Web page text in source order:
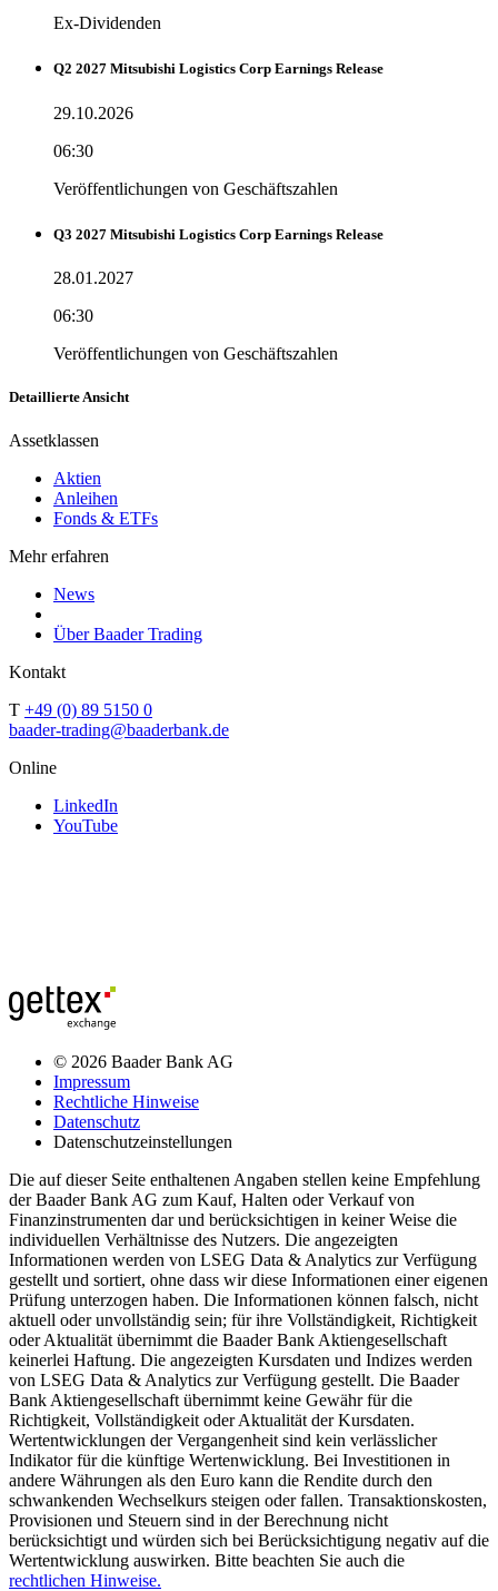
Ex-Dividenden
Q2 2027 Mitsubishi Logistics Corp Earnings Release
29.10.2026
06:30
Veröffentlichungen von Geschäftszahlen
Q3 2027 Mitsubishi Logistics Corp Earnings Release
28.01.2027
06:30
Veröffentlichungen von Geschäftszahlen
Detaillierte Ansicht
Assetklassen
Aktien
Anleihen
Fonds & ETFs
Mehr erfahren
News
Über Baader Trading
Kontakt
T +49 (0) 89 5150 0
baader-trading@baaderbank.de
Online
LinkedIn
YouTube
© 2026 Baader Bank AG
Impressum
Rechtliche Hinweise
Datenschutz
Datenschutzeinstellungen
Die auf dieser Seite enthaltenen Angaben stellen keine Empfehlung
der Baader Bank AG zum Kauf, Halten oder Verkauf von
Finanzinstrumenten dar und berücksichtigen in keiner Weise die
individuellen Verhältnisse des Nutzers. Die angezeigten
Informationen werden von LSEG Data & Analytics zur Verfügung
gestellt und sortiert, ohne dass wir diese Informationen einer eigenen
Prüfung unterzogen haben. Die Informationen können falsch, nicht
aktuell oder unvollständig sein; für ihre Vollständigkeit, Richtigkeit
oder Aktualität übernimmt die Baader Bank Aktiengesellschaft
keinerlei Haftung. Die angezeigten Kursdaten und Indizes werden
von LSEG Data & Analytics zur Verfügung gestellt. Die Baader
Bank Aktiengesellschaft übernimmt keine Gewähr für die
Richtigkeit, Vollständigkeit oder Aktualität der Kursdaten.
Wertentwicklungen der Vergangenheit sind kein verlässlicher
Indikator für die künftige Wertenwicklung. Bei Investitionen in
andere Währungen als den Euro kann die Rendite durch den
schwankenden Wechselkurs steigen oder fallen. Transaktionskosten,
Provisionen und Steuern sind in der Berechnung nicht
berücksichtigt und würden sich bei Berücksichtigung negativ auf die
Wertentwicklung auswirken. Bitte beachten Sie auch die
rechtlichen Hinweise.